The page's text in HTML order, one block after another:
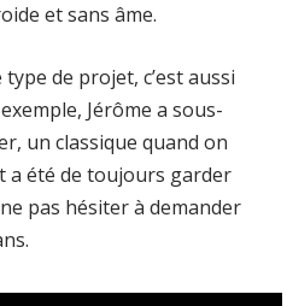
et sans âme.
de projet, c’est aussi
Jérôme a sous-
un classique quand on
a été de toujours garder
pas hésiter à demander